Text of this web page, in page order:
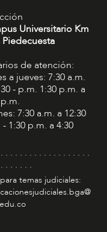
Universitario Km
Piedecuesta
de atención:
a jueves: 7:30 a.m.
- p.m. 1:30 p.m. a
7:30 a.m. a 12:30
1:30 p.m. a 4:30
. . . . . . . . . . . . . . . . . .
. . . . . .
temas judiciales: